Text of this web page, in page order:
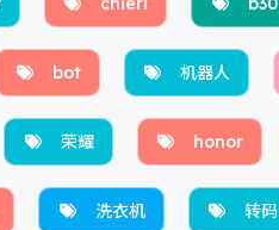
bot 机器人
荣耀 honor
洗衣机 转码